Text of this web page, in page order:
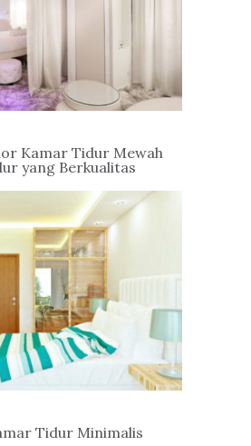
Kamar Tidur Mewah
yang Berkualitas
Tidur Minimalis